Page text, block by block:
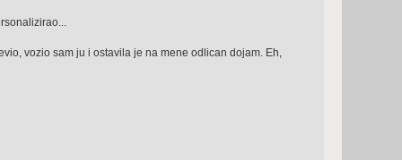
vozio sam ju i ostavila je na mene odlican dojam. Eh,